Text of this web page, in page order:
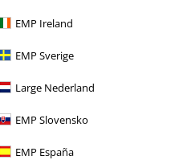
EMP Ireland
EMP Sverige
Large Nederland
EMP Slovensko
EMP España